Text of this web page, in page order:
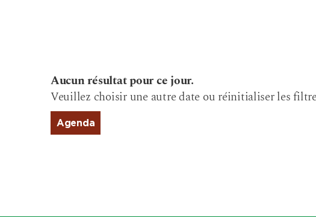
Aucun résultat pour ce jour.
Veuillez choisir une autre date ou réinitialiser les
Agenda